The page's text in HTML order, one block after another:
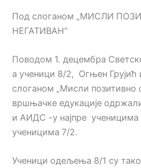
Под слоганом „МИСЛИ
НЕГАТИВАН“
Поводом 1. децембра
а ученици 8/2, Огњен
слоганом „Мисли позитивно
вршњачке едукације
и АИДС -у најпре ученицима
ученицима 7/2.
Ученици одељења 8/1 су